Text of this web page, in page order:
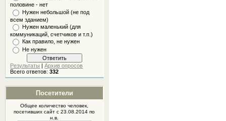
половине - нет
Нужен небольшой (не под
всем зданием)
Нужен маленький (для
коммуникаций, счетчиков и т.п.)
Как правило, не нужен
Не нужен
Результаты |Архив опросов
Всего ответов:332
Посетители
Общее количество человек,
посетившихсайтс 23.08.2014 по
н.в.